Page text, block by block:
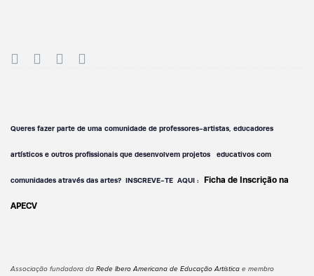
Queres fazer parte de uma comunidade de professores-artistas, educadores
artísticos e outros profissionais que desenvolvem projetos educativos com
comunidades através das artes? INSCREVE-TE AQUI : Ficha de Inscrição na
APECV
Associação fundadora da Rede Ibero Americana de Educação Artística e membro